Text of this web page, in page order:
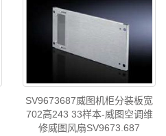
SV9673687威图机柜分装板宽
702高243 33样本-威图空调维
修威图风扇SV9673.687